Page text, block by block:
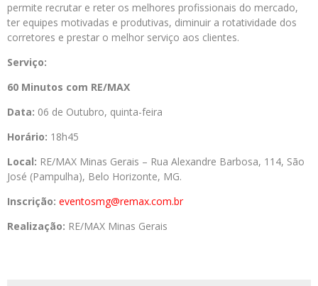
permite recrutar e reter os melhores profissionais do mercado,
ter equipes motivadas e produtivas, diminuir a rotatividade dos
corretores e prestar o melhor serviço aos clientes.
Serviço:
60 Minutos com RE/MAX
Data: 06 de Outubro, quinta-feira
Horário: 18h45
Local: RE/MAX Minas Gerais – Rua Alexandre Barbosa, 114, São
José (Pampulha), Belo Horizonte, MG.
Inscrição: eventosmg@remax.com.br
Realização: RE/MAX Minas Gerais